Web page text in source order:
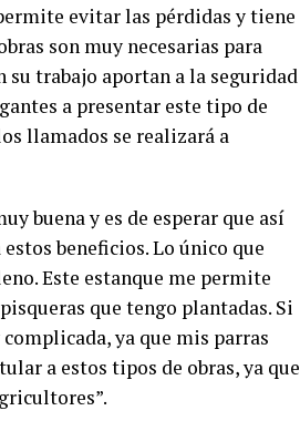
evitar las pérdidas y tiene
son muy necesarias para
su trabajo aportan a la seguridad
a presentar este tipo de
llamados se realizará a
buena y es de esperar que así
beneficios. Lo único que
Este estanque me permite
que tengo plantadas. Si
ya que mis parras
a estos tipos de obras, ya que